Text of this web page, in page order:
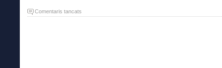
Comentaris tancats